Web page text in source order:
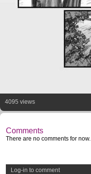
4095 views
Comments
There are no comments for now.
Log-in to comment